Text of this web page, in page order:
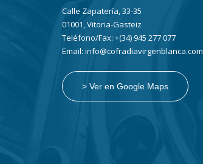
Calle Zapatería, 33-35
01001, Vitoria-Gasteiz
Teléfono/Fax: +(34) 945 277 077
Email: info@cofradiavirgenblanca.com
> Ver en Google Maps